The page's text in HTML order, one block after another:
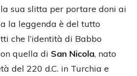
sua slitta per portare doni ai
la leggenda è del tutto
che l’identità di Babbo
quella di San Nicola, nato
del 220 d.C. in Turchia e